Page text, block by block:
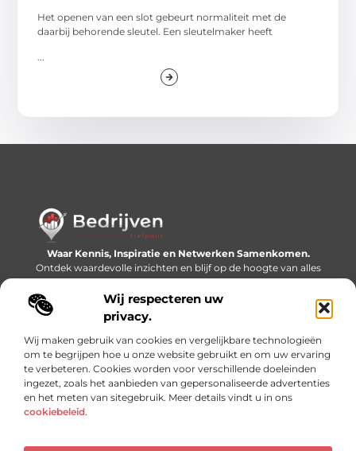
Wij respecteren uw
privacy.
Wij maken gebruik van cookies en vergelijkbare technologieën
om te begrijpen hoe u onze website gebruikt en om uw ervaring
te verbeteren. Cookies worden voor verschillende doeleinden
ingezet, zoals het aanbieden van gepersonaliseerde advertenties
en het meten van sitegebruik. Meer details vindt u in ons
cookiebeleid.
Het openen van een slot gebeurt normaliteit met de
daarbij behorende sleutel. Een sleutelmaker heeft
...
Waar Kennis, Inspiratie en Netwerken Samenkomen.
Ontdek waardevolle inzichten en blijf op de hoogte van alles
wat er speelt in de wereld.
Bericht categorie
Onze informatie